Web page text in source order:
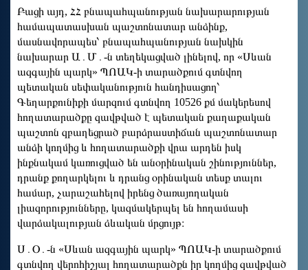
Բացի այդ, ՀՀ բնապահպանության նախարարության
համապատասխան պաշտոնատար անձինք,
մասնավորապես՝ բնապահպանության նախկին
նախարար Ա․Մ․-ն տեղեկացված լինելով, որ «Սևան
ազգային պարկ» ՊՈԱԿ-ի տարածքում գտնվող
պետական սեփականություն հանդիսացող՝
Գեղարքունիքի մարզում գտնվող 10526 քմ մակերեսով
հողատարածքը զավթված է պետական քաղաքական
պաշտոն զբաղեցրած բարձրաստիճան պաշտոնատար
անձի կողմից և հողատարածքի վրա արդեն իսկ
ինքնակամ կառուցված են անօրինական շինություններ,
դրանք քողարկելու և դրանց օրինական տեսք տալու
համար, չարաշահելով իրենց ծառայողական
լիազորությունները, կազմակերպել են հողամասի
վարձակալության ձևական մրցույթ։
Ս․Օ․-ն «Սևան ազգային պարկ» ՊՈԱԿ-ի տարածքում
գտնվող վերոհիշյալ հողատարածքն իր կողմից զավթված